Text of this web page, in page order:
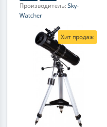
Производитель:Sky-
Watcher
Увеличение, крат:
Диаметр главного зеркала
(апертура), мм:
Фокусное расстояние, мм:
Максимальное полезное
увеличение, крат:
Хит продаж